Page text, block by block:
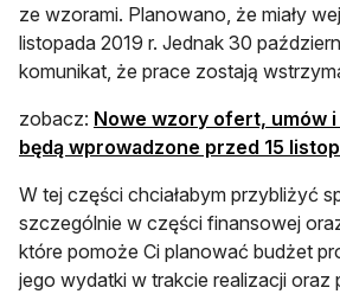
ze wzorami. Planowano, że miały
listopada 2019 r. Jednak 30
komunikat, że prace zostają
zobacz: Nowe wzory ofert, umów
będą wprowadzone przed 15
W tej części chciałabym przybliżyć
szczególnie w części finansowej
które pomoże Ci planować budżet
jego wydatki w trakcie realizacji